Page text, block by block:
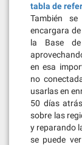
tabla de
También
encargara
la Base
en esa
no
usarlas en
50 días
sobre las
y reparando
se puede